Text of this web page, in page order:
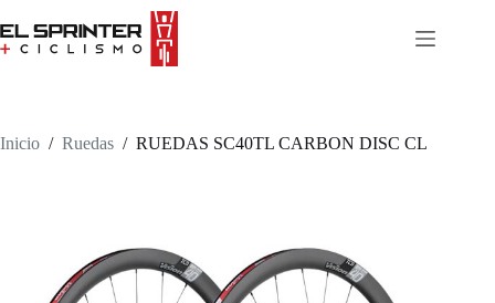
to
content
Inicio / Ruedas / RUEDAS SC40TL CARBON DISC CL